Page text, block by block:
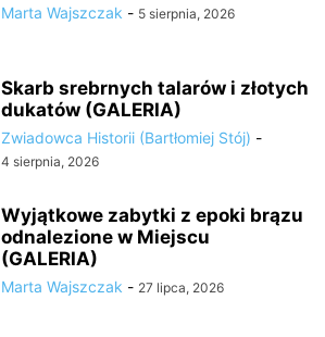
Marta Wajszczak - 5 sierpnia, 2026
Skarb srebrnych talarów i złotych
dukatów (GALERIA)
Zwiadowca Historii (Bartłomiej Stój) -
4 sierpnia, 2026
Wyjątkowe zabytki z epoki brązu
odnalezione w Miejscu
(GALERIA)
Marta Wajszczak - 27 lipca, 2026